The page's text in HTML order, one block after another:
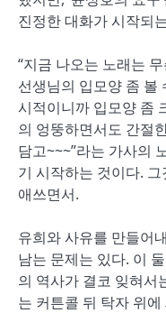
진정한 대화가 시작되
“지금 나오는 노래는
선생님의 입모양 좀 볼
시적이니까 입모양 좀
의 엉뚱하면서도 간절
담고~~~”라는 가사의
기 시작하는 것이다.
애쓰면서.
유희와 사유를 만들어
남는 문제는 있다. 이
의 역사가 결코 잊혀서
는 커튼콜 뒤 탁자 위